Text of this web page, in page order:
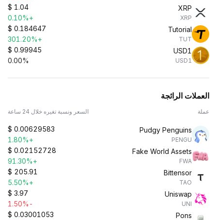
XRP
XRP
$ 1.04
+0.10%
Tutorial
TUT
$ 0.184647
+301.20%
USD1
USD1
$ 0.99945
0.00%
العملات الرائجة
عملة السعر ونسبة تغيره خلال 24 ساعة
Pudgy Penguins
PENGU
$ 0.00629583
+1.80%
Fake World Assets
FWA
$ 0.02152728
+91.30%
Bittensor
TAO
$ 205.91
+5.50%
Uniswap
UNI
$ 3.97
-1.50%
Pons
$ 0.03001053